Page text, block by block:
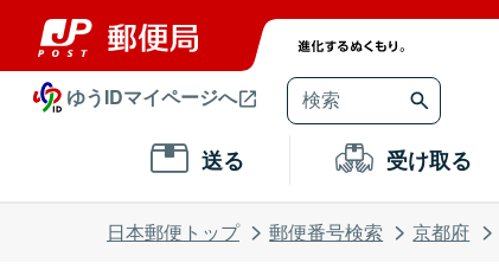
ゆうIDマイページへ
送る 受け取る
日本郵便トップ 郵便番号検索 京都府